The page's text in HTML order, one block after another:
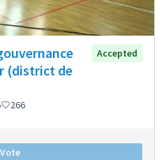
(district de
Accepted
266
Vote